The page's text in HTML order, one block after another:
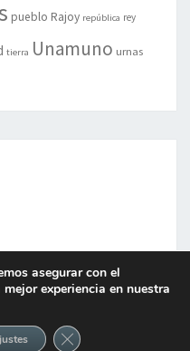
pueblo Rajoy república rey
tierra Unamuno urnas
asegurar con el
experiencia en nuestra
Cerrar el banner de